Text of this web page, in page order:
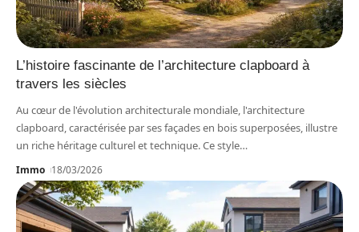
L’histoire fascinante de l’architecture clapboard à
travers les siècles
Au cœur de l'évolution architecturale mondiale, l'architecture
clapboard, caractérisée par ses façades en bois superposées, illustre
un riche héritage culturel et technique. Ce style…
Immo 18/03/2026